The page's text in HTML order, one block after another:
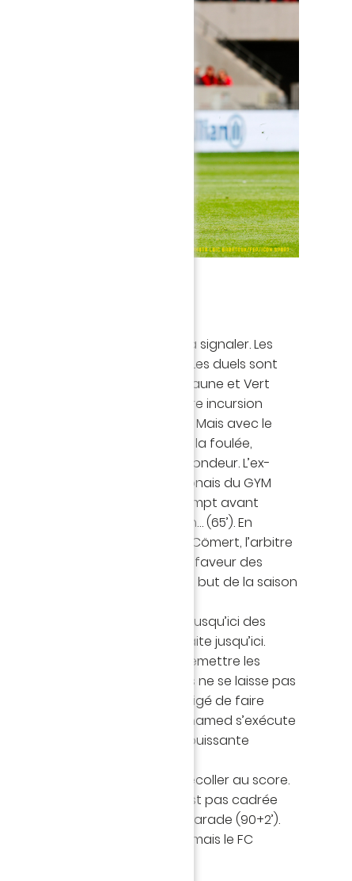
aucun changement n’est à signaler. Les
de réagir, jouent plus haut. Les duels sont
les esprits s’échauffent. Les Jaune et Vert
pas. Sur la vraie première incursion
centre en retrait vers Mollet. Mais avec le
sa reprise s’envole (64’). Dans la foulée,
Sissoko dans la profondeur. L’ex-
vient buter sur le portier polonais du GYM
Douglas Augusto est le plus prompt avant
M. Dechepy ne siffle rien… (65’). En
léger entre Guessand et Cömert, l’arbitre
désigne le point de penalty en faveur des
plein axe, pour son 10ème but de la saison
parce que la partition jusqu’ici des
était presque parfaite jusqu’ici.
Sissoko n’est pas loin de remettre les
de ce match (73’). Nantes ne se laisse pas
d’Abline, Mendy est obligé de faire
dans la surface. Penalty ! Mohamed s’exécute
Bulka, trop court sur la puissante
la maison, Nice essaie de recoller au score.
de loin mais sa frappe n’est pas cadrée
en revanche Lafont à la parade (90+2’).
coups de pied arrêtés mais le FC